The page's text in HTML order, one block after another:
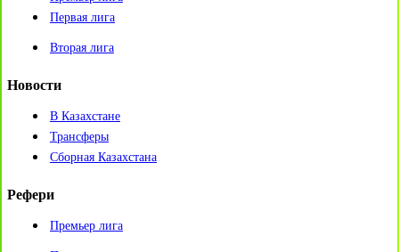
Первая лига
Вторая лига
Новости
В Казахстане
Трансферы
Сборная Казахстана
Рефери
Премьер лига